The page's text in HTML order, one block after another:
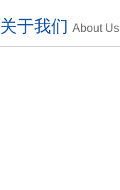
关于我们 About Us